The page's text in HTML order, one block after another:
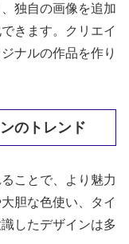
独自の画像を追加
きます。クリエイ
ナルの作品を作り
のトレンド
ことで、より魅力
胆な色使い、タイ
したデザインは多